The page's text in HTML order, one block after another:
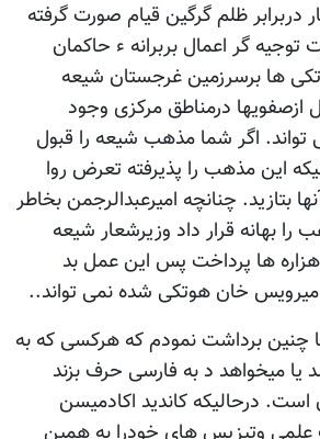
دربرابر ظلم گرگین قیام صورت گرفته
گر اعمال بربرانه ء حاکمان
ها برسرزمین غرجستان شیعه
ازصفویها درمناطق مرکزی وجود
تواند. اگر شما مذهب شیعه را قبول
این مذهب را پذیرفته تعرض روا
بتازید. چنانچه امیرعبدالرجمن بخاطر
را بهانه قرار داد وزیرشعار شیعه
ها پرداخت پس این عمل بد
خان هوتکی شده نمی تواند..
چنین برداشت نمودم که هرکسی که به
یا میخواهد د به فارسی حرف بزند
است. درحالیکه کاندید اکادمیسن